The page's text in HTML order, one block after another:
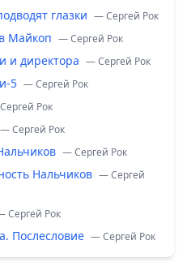
глазки — Сергей Рок
Майкоп — Сергей Рок
и директора — Сергей Рок
5 — Сергей Рок
Рок
— Сергей Рок
— Сергей Рок
Нальчиков — Сергей
Сергей Рок
Послесловие — Сергей Рок